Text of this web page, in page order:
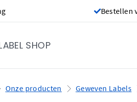
Bestellen
SHOP
Onze producten Geweven Labels